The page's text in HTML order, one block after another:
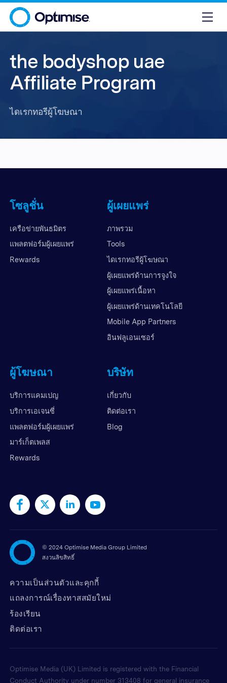
the bodyshop uae
Affiliate Program
ไดเรกทอรีผู้โฆษณา
โซลูชั่น
เครือข่ายพันธมิตร
แพลตฟอร์มผู้เผยแพร่
Rewards
ผู้เผยแพร่
ภาพรวม
Tools
ไดเรกทอรีผู้โฆษณา
ผู้เผยแพร่ด้านการจูงใจ
ผู้เผยแพร่เนื้อหา
ผู้เผยแพร่ด้านเทคโนโลยี
Mobile App Partners
อินฟลูเอนเซอร์
ผู้โฆษณา
บริการแคมเปญ
บริการเอเจนซี่
แพลตฟอร์มผู้เผยแพร่
มาร์เก็ตเพลส
Rewards
บริษัท
เกี่ยวกับ
ติดต่อเรา
Blog
© 2024 Optimise Media Group Limited
สงวนลิขสิทธิ์
ความเป็นส่วนตัวและคุกกี้
แถลงการณ์เรื่องทาสสมัยใหม่
ร้องเรียน
ติดต่อเรา
Optimise Media (UK) Limited is registered with the Financial
Conduct Authority under number 313408 for general insurance